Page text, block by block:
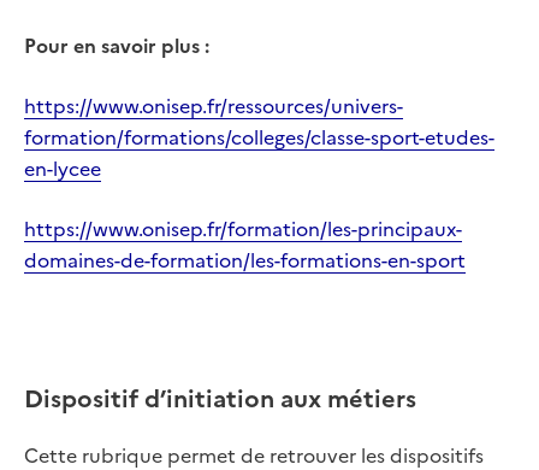
Pour en savoir plus :
https://www.onisep.fr/ressources/univers-
formation/formations/colleges/classe-sport-etudes-
en-lycee
https://www.onisep.fr/formation/les-principaux-
domaines-de-formation/les-formations-en-sport
Dispositif d’initiation aux métiers
Cette rubrique permet de retrouver les dispositifs